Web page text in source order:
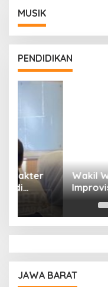
MUSIK
PENDIDIKAN
Wakil Wali Kota
Improvisasi
Pendidikan
JAWA BARAT